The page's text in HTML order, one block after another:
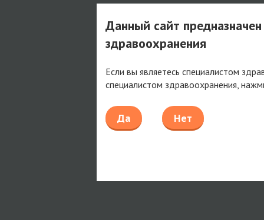
Данный сайт
здравоохранения
Если вы являетесь специалистом
специалистом здравоохранения,
Да Нет